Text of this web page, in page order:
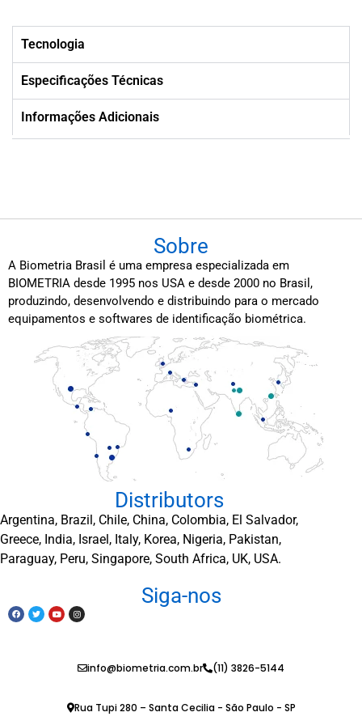
Tecnologia
Especificações Técnicas
Informações Adicionais
Sobre
A Biometria Brasil é uma empresa especializada em
BIOMETRIA desde 1995 nos USA e desde 2000 no Brasil,
produzindo, desenvolvendo e distribuindo para o mercado
equipamentos e softwares de identificação biométrica.
Distributors
Argentina, Brazil, Chile, China, Colombia, El Salvador,
Greece, India, Israel, Italy, Korea, Nigeria, Pakistan,
Paraguay, Peru, Singapore, South Africa, UK, USA.
Siga-nos
info@biometria.com.br (11) 3826-5144
Rua Tupi 280 – Santa Cecilia - São Paulo - SP